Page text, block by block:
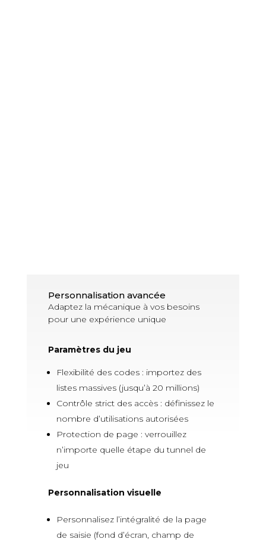
Personnalisation avancée
Adaptez la mécanique à vos besoins
pour une expérience unique
Paramètres du jeu
Flexibilité des codes : importez des
listes massives (jusqu’à 20 millions)
Contrôle strict des accès : définissez le
nombre d’utilisations autorisées
Protection de page : verrouillez
n’importe quelle étape du tunnel de
jeu
Personnalisation visuelle
Personnalisez l’intégralité de la page
de saisie (fond d’écran, champ de